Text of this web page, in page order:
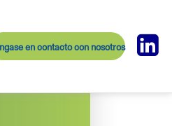
en contacto con nosotros